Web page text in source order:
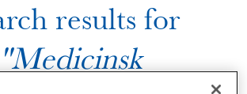
results for
"Medicinsk